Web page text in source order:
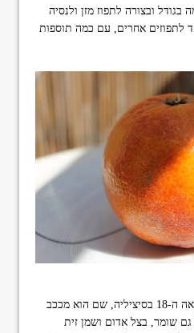
ובצורה לתפוז מזן ולנסיה
לתפוזים אחרים, עם כמה תוספות
הוא נוצר מהרכבה של זנים במאה ה-18 בסיציליה, שם הוא מככב
שומר, בצל אדום ושמן זית